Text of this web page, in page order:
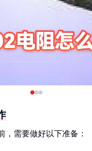
，需要做好以下准备：